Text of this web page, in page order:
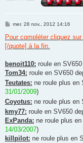
M
s
s
a
mer. 28 nov., 2012 14:16
Pour compléter cliquez
[/quote] à la fin.
benoit110: roule en
Tom34: roule en SV650
Teutates: ne roule plus en
31/01/2009)
Coyotus: ne roule plus en
kmy77: roule en SV650
ExPanda: ne roule plus
14/03/2007)
killpilot: ne roule plus en